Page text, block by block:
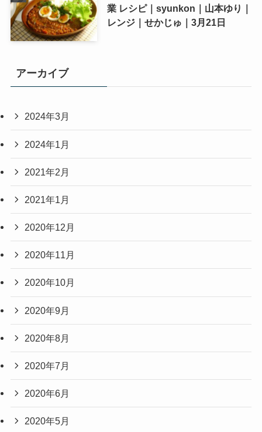
業 レシピ｜syunkon｜山本ゆり｜
レンジ｜せかじゅ｜3月21日
アーカイブ
2024年3月
2024年1月
2021年2月
2021年1月
2020年12月
2020年11月
2020年10月
2020年9月
2020年8月
2020年7月
2020年6月
2020年5月